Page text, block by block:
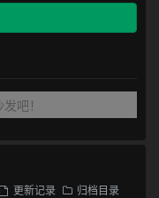
吧！
更新记录
归档目录